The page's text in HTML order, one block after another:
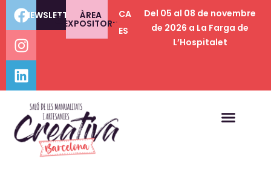
Del 05 al 08 de novembre
de 2026 a La Farga de
L’Hospitalet
NEWSLETTER ÀREA
EXPOSITORS
CA
ES